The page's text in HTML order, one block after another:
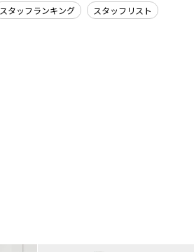
スタッフランキング スタッフリスト